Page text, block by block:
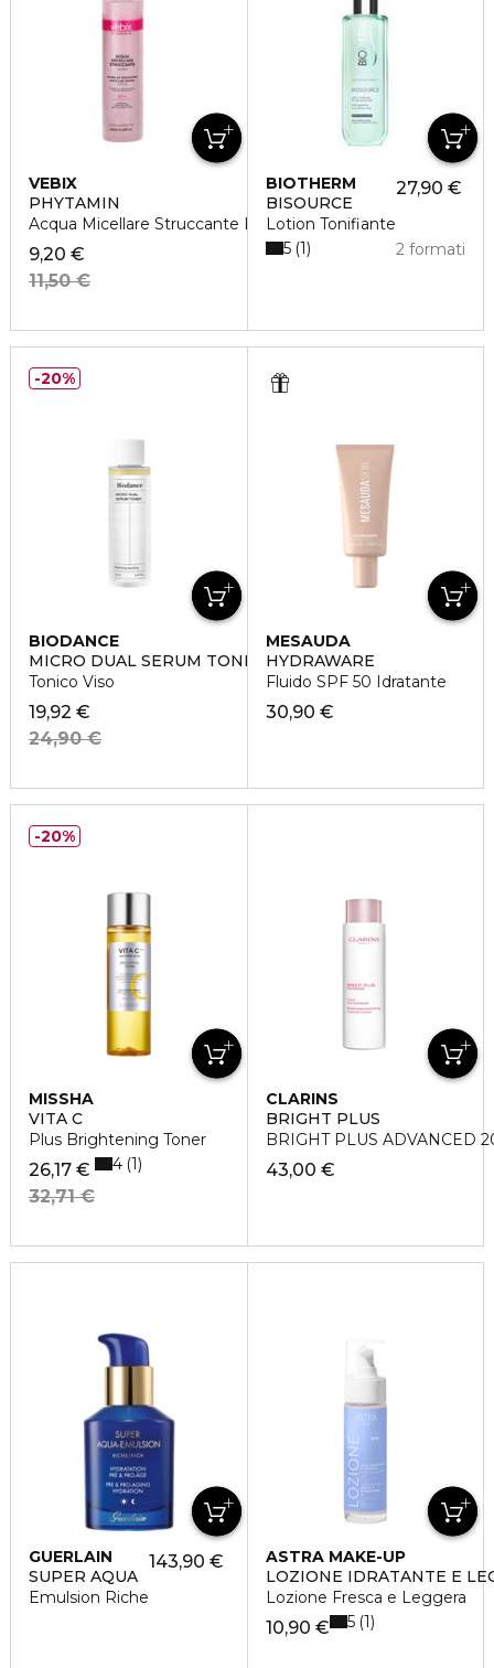
VEBIX
PHYTAMIN
Acqua Micellare Struccante Lenitiva
9,20 €
11,50 €
BIOTHERM
BISOURCE
Lotion Tonifiante
27,90 €
2 formati
5 1
BIODANCE
MICRO DUAL SERUM TONER
Tonico Viso
19,92 €
24,90 €
20%
MESAUDA
HYDRAWARE
Fluido SPF 50 Idratante
30,90 €
MISSHA
VITA C
Plus Brightening Toner
26,17 €
32,71 €
4 1
20%
CLARINS
BRIGHT PLUS
BRIGHT PLUS ADVANCED
43,00 €
GUERLAIN
SUPER AQUA
Emulsion Riche
143,90 €
ASTRA MAKE-UP
LOZIONE IDRATANTE E
Lozione Fresca e Leggera
10,90 € 5 1